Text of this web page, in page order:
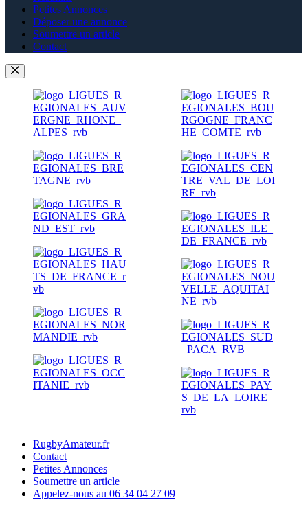
Petites Annonces
Déposer une annonce
Soumettre un article
Contact
RugbyAmateur.fr
Contact
Petites Annonces
Soumettre un article
Appelez-nous au 06 34 04 27 09